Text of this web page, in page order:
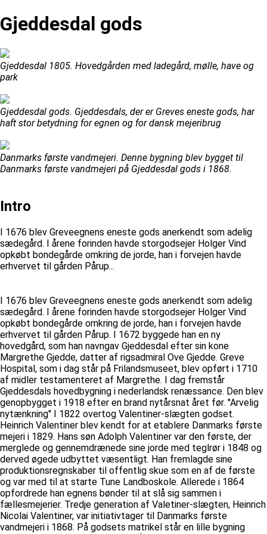
Gjeddesdal gods
Gjeddesdal 1805. Hovedgården med ladegård, mølle, have og
park
Gjeddesdal gods. Gjeddesdals, der er Greves eneste gods, har
haft stor betydning for egnen og for dansk mejeribrug
Danmarks første vandmejeri. Denne bygning blev bygget til
Danmarks første vandmejeri på Gjeddesdal gods i 1868.
Intro
I 1676 blev Greveegnens eneste gods anerkendt som adelig
sædegård. I årene forinden havde storgodsejer Holger Vind
opkøbt bondegårde omkring de jorde, han i forvejen havde
erhvervet til gården Pårup...
I 1676 blev Greveegnens eneste gods anerkendt som adelig
sædegård. I årene forinden havde storgodsejer Holger Vind
opkøbt bondegårde omkring de jorde, han i forvejen havde
erhvervet til gården Pårup. I 1672 byggede han en ny
hovedgård, som han navngav Gjeddesdal efter sin kone
Margrethe Gjedde, datter af rigsadmiral Ove Gjedde. Greve
Hospital, som i dag står på Frilandsmuseet, blev opført i 1710
af midler testamenteret af Margrethe. I dag fremstår
Gjeddesdals hovedbygning i nederlandsk renæssance. Den blev
genopbygget i 1918 efter en brand nytårsnat året før. ''Arvelig
nytænkning'' I 1822 overtog Valentiner-slægten godset.
Heinrich Valentiner blev kendt for at etablere Danmarks første
mejeri i 1829. Hans søn Adolph Valentiner var den første, der
merglede og gennemdrænede sine jorde med teglrør i 1848 og
derved øgede udbyttet væsentligt. Han fremlagde sine
produktionsregnskaber til offentlig skue som en af de første
og var med til at starte Tune Landboskole. Allerede i 1864
opfordrede han egnens bønder til at slå sig sammen i
fællesmejerier. Tredje generation af Valetiner-slægten, Heinrich
Nicolai Valentiner, var initiativtager til Danmarks første
vandmejeri i 1868. På godsets matrikel står en lille bygning